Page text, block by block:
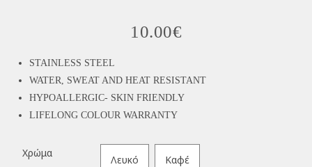
10.00€
STAINLESS STEEL
WATER, SWEAT AND HEAT RESISTANT
HYPOALLERGIC- SKIN FRIENDLY
LIFELONG COLOUR WARRANTY
Χρώμα
Λευκό Καφέ